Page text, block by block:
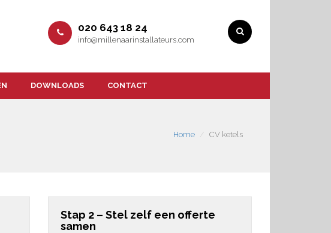
020 643 18 24
info@millenaarinstallateurs.com
DOWNLOADS CONTACT
Home CV ketels
Stap 2 – Stel zelf een offerte
samen